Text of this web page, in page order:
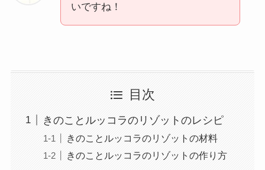
いですね！
目次
きのことルッコラのリゾットのレシピ
きのことルッコラのリゾットの材料
きのことルッコラのリゾットの作り方